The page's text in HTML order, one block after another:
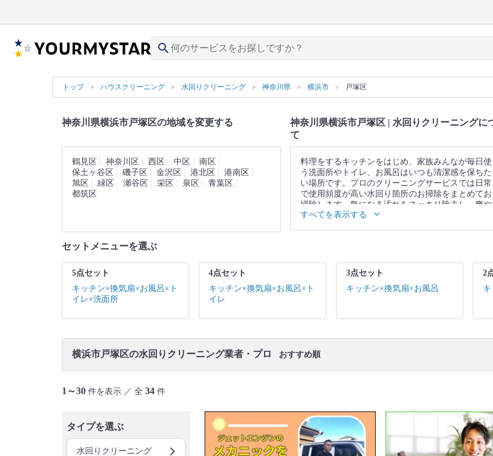
search
トップ ハウスクリーニング 水回りクリーニング 神奈川県 横浜市 戸塚区
神奈川県横浜市戸塚区の地域を変更する
鶴見区 神奈川区 西区 中区
南区
保土ヶ谷区
磯子区 金沢区 港北区
港南区
旭区
緑区 瀬谷区 栄区 泉区
青葉区
都筑区
神奈川県横浜市戸塚区 | 水回りクリーニングに
て
料理をするキッチンをはじめ、家族みんなが毎日使
う洗面所やトイレ、お風呂はいつも清潔感を保ちた
い場所です。プロのクリーニングサービスでは日常
で使用頻度が高い水回り箇所のお掃除をまとめてお
掃除します。気になる汚れをスッキリ除去し、爽や
かな空間を取り戻しませんか。
▼表示価格に含まれる水回りクリーニングの作業範
面所 4点セット：キッチン / 換気扇 / お風呂 / トイ
3点セット：キッチン / 換気扇 / お風呂 2点セット：
キッチン / 換気扇 ※それぞれの「共通の作業範囲」
ります。
すべてを表示する
セットメニューを選ぶ
5点セット
キッチン×換気扇×お風呂×ト
イレ×洗面所
4点セット
キッチン×換気扇×お風呂×ト
イレ
3点セット
キッチン×換気扇×お風呂
2
横浜市戸塚区の水回りクリーニング業者・プロ おすすめ順
1～30 件を表示 ／ 全 34 件
タイプを選ぶ
水回りクリーニング